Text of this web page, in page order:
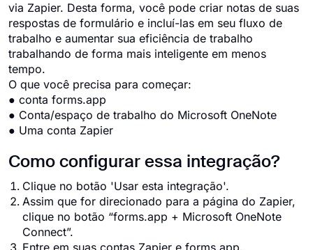
via Zapier. Desta forma, você pode criar notas de suas
respostas de formulário e incluí-las em seu fluxo de
trabalho e aumentar sua eficiência de trabalho
trabalhando de forma mais inteligente em menos
tempo.
O que você precisa para começar:
● conta forms.app
● Conta/espaço de trabalho do Microsoft OneNote
● Uma conta Zapier
Como configurar essa integração?
Clique no botão 'Usar esta integração'.
Assim que for direcionado para a página do Zapier,
clique no botão “forms.app + Microsoft OneNote
Connect”.
Entre em suas contas Zapier e forms.app.